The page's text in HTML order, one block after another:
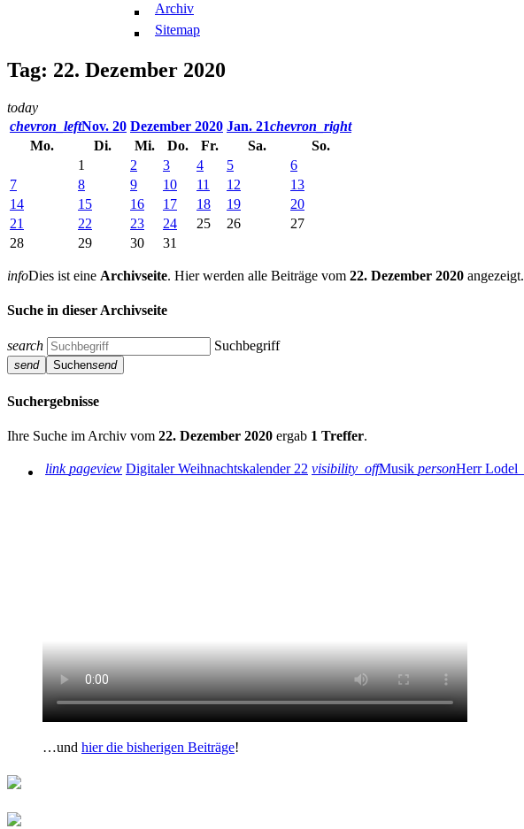
Archiv
Sitemap
Tag: 22. Dezember 2020
today
chevron_leftNov. 20 Dezember 2020 Jan. 21chevron_right
Mo.
Di. Mi. Do. Fr. Sa.
So.
1
2 3 4 5
6
7
8 9 10 11 12
13
14
15 16 17 18 19
20
21
22 23 24 25 26
27
28
29 30 31
infoDies ist eine Archivseite. Hier werden alle Beiträge vom 22. Dezember 2020 angezeigt.
Suche in dieser Archivseite
search Suchbegriff
send Suchensend
Suchergebnisse
Ihre Suche im Archiv vom 22. Dezember 2020 ergab 1 Treffer.
link pageview Digitaler Weihnachtskalender 22 visibility_offMusik personHerr Lodel
…und hier die bisherigen Beiträge!